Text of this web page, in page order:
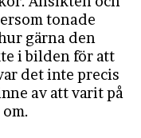
tonade
gärna den
i bilden för att
det inte precis
av att varit på